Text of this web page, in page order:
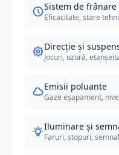
Sistem de frânare
Eficacitate, stare
Direcție și
Jocuri, uzură,
Emisii poluante
Gaze eșapament,
Iluminare și
Faruri, stopuri,